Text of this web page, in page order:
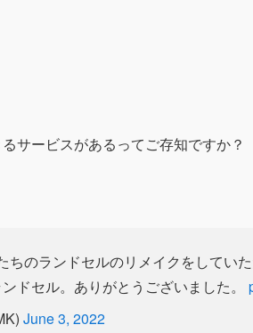
サービスがあるってご存知ですか？
のランドセルのリメイクをしていた
ドセル。ありがとうございました。
June 3, 2022